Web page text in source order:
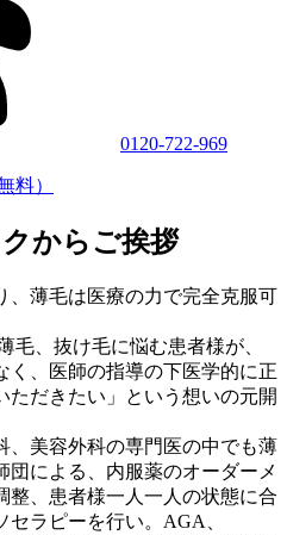
0120-722-969
料）
からご挨拶
、薄毛は医療の力で完全克服可
毛、抜け毛に悩む患者様が、
く、医師の指導の下医学的に正
ただきたい」という想いの元開
、美容外科の専門医の中でも薄
による、内服薬のオーダーメ
整、患者様一人一人の状態に合
ラピーを行い。AGA、